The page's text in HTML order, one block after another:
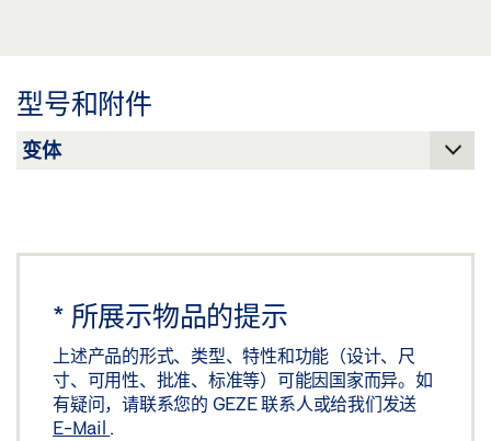
下载 (.PDF | 2 MB)
型号和附件
* 所展示物品的提示
上述产品的形式、类型、特性和功能（设计、尺
寸、可用性、批准、标准等）可能因国家而异。如
有疑问，请联系您的 GEZE 联系人或给我们发送
E-Mail .